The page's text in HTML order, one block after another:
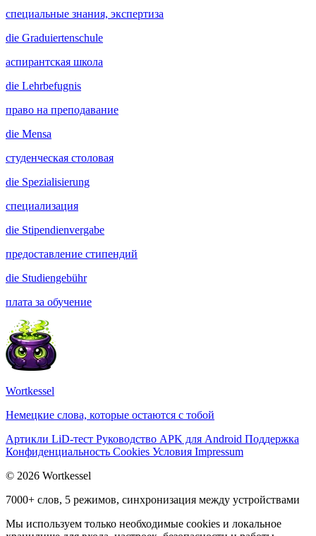
специальные знания, экспертиза
die Graduiertenschule
аспирантская школа
die Lehrbefugnis
право на преподавание
die Mensa
студенческая столовая
die Spezialisierung
специализация
die Stipendienvergabe
предоставление стипендий
die Studiengebühr
плата за обучение
Wortkessel
Немецкие слова, которые остаются с тобой
Артикли LiD-тест Руководство APK для Android Поддержка
Конфиденциальность Cookies Условия Impressum
© 2026 Wortkessel
7000+ слов, 5 режимов, синхронизация между устройствами
Мы используем только необходимые cookies и локальное